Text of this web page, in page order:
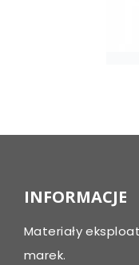
INFORMACJE
Materiały
marek.